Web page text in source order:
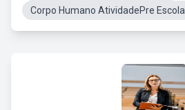
Corpo Humano AtividadePre Escola